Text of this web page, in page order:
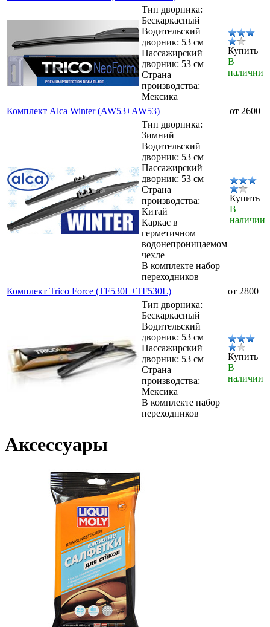
Тип дворника:
Бескаркасный
Водительский
дворник: 53 см
Пассажирский
дворник: 53 см
Страна
производства:
Мексика
Купить
В
наличии
Комплект Alca Winter (AW53+AW53)
от 2600
Тип дворника:
Зимний
Водительский
дворник: 53 см
Пассажирский
дворник: 53 см
Страна
производства:
Китай
Каркас в
герметичном
водонепроницаемом
чехле
В комплекте набор
переходников
Купить
В
наличии
Комплект Trico Force (TF530L+TF530L)
от 2800
Тип дворника:
Бескаркасный
Водительский
дворник: 53 см
Пассажирский
дворник: 53 см
Страна
производства:
Мексика
В комплекте набор
переходников
Купить
В
наличии
Аксессуары